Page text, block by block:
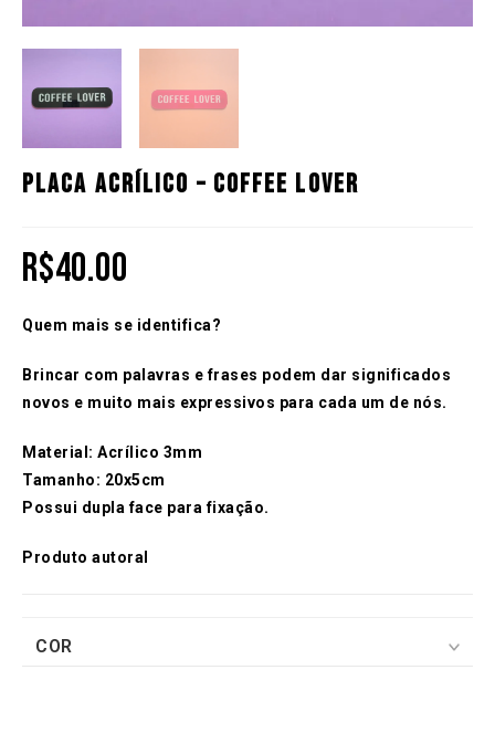
Placa Acrílico – Coffee Lover
R$40.00
Quem mais se identifica?
Brincar com palavras e frases podem dar significados
novos e muito mais expressivos para cada um de nós.
Material: Acrílico 3mm
Tamanho: 20x5cm
Possui dupla face para fixação.
Produto autoral
COR